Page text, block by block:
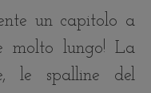
un capitolo a
molto lungo! La
le spalline del